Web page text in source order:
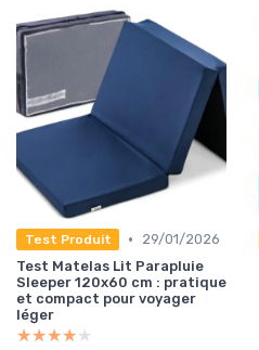
Test Produit •
29/01/2026
Test Matelas Lit Parapluie
Sleeper 120x60 cm : pratique
et compact pour voyager
léger
★★★★★
★★★★★